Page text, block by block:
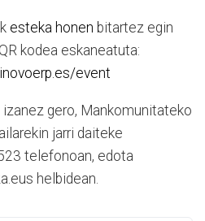
esteka honen bitartez egin
kodea eskaneatuta:
event
gero, Mankomunitateko
jarri daiteke
telefonoan, edota
helbidean.